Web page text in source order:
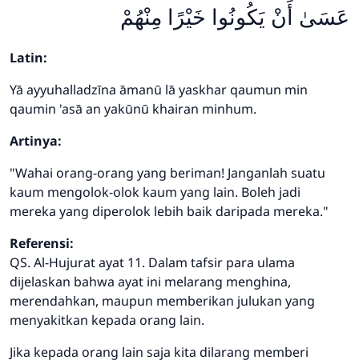
عَسَىٰ أَنْ يَكُونُوا خَيْرًا مِنْهُمْ
Latin:
Yā ayyuhalladzīna āmanū lā yaskhar qaumun min
qaumin 'asā an yakūnū khairan minhum.
Artinya:
"Wahai orang-orang yang beriman! Janganlah suatu
kaum mengolok-olok kaum yang lain. Boleh jadi
mereka yang diperolok lebih baik daripada mereka."
Referensi:
QS. Al-Hujurat ayat 11. Dalam tafsir para ulama
dijelaskan bahwa ayat ini melarang menghina,
merendahkan, maupun memberikan julukan yang
menyakitkan kepada orang lain.
Jika kepada orang lain saja kita dilarang memberi